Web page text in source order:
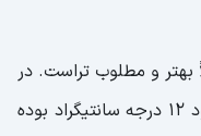
بهتر و مطلوب تراست. در
ماه مارس، دمای متوسط در وارنا حدود ۱۲ درجه سانتیگراد بوده